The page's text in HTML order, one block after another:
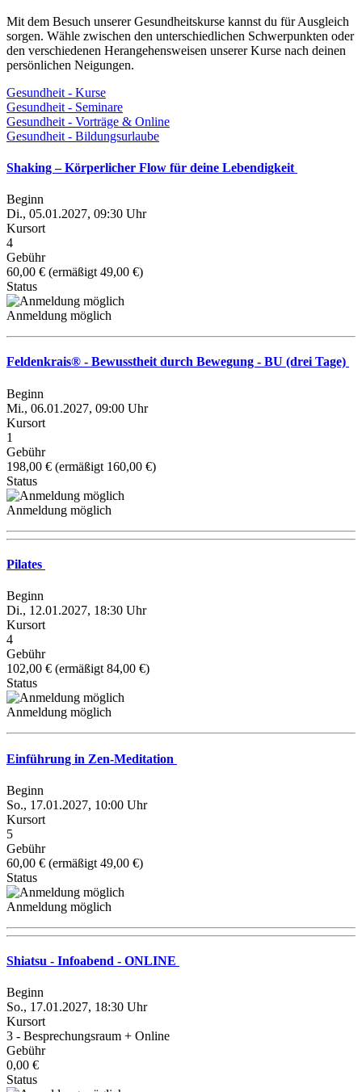
Mit dem Besuch unserer Gesundheitskurse kannst du für Ausgleich
sorgen. Wähle zwischen den unterschiedlichen Schwerpunkten oder
den verschiedenen Herangehensweisen unserer Kurse nach deinen
persönlichen Neigungen.
Gesundheit - Kurse
Gesundheit - Seminare
Gesundheit - Vorträge & Online
Gesundheit - Bildungsurlaube
Shaking – Körperlicher Flow für deine Lebendigkeit
Beginn
Di., 05.01.2027, 09:30 Uhr
Kursort
4
Gebühr
60,00 € (ermäßigt 49,00 €)
Status
Anmeldung möglich
Feldenkrais® - Bewusstheit durch Bewegung - BU (drei Tage)
Beginn
Mi., 06.01.2027, 09:00 Uhr
Kursort
1
Gebühr
198,00 € (ermäßigt 160,00 €)
Status
Anmeldung möglich
Pilates
Beginn
Di., 12.01.2027, 18:30 Uhr
Kursort
4
Gebühr
102,00 € (ermäßigt 84,00 €)
Status
Anmeldung möglich
Einführung in Zen-Meditation
Beginn
So., 17.01.2027, 10:00 Uhr
Kursort
5
Gebühr
60,00 € (ermäßigt 49,00 €)
Status
Anmeldung möglich
Shiatsu - Infoabend - ONLINE
Beginn
So., 17.01.2027, 18:30 Uhr
Kursort
3 - Besprechungsraum + Online
Gebühr
0,00 €
Status